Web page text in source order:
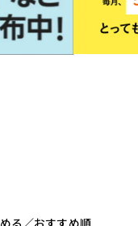
る ／おすすめ順